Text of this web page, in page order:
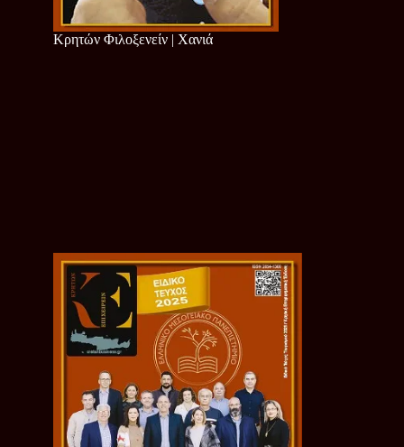
Κρητών Φιλοξενείν | Χανιά